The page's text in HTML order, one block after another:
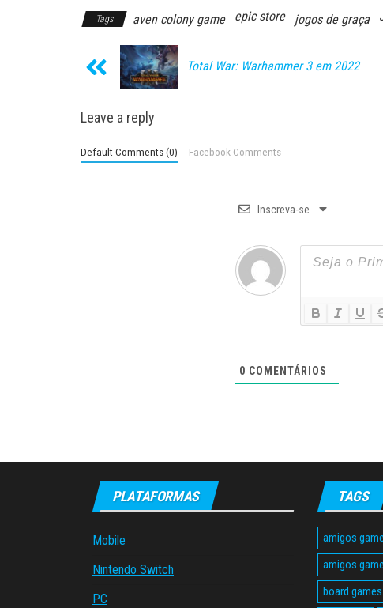
Tags aven colony game epic store jogos de graça
Total War: Warhammer 3 em 2022
Leave a reply
Default Comments (0) Facebook Comments
Inscreva-se
0 COMENTÁRIOS
PLATAFORMAS
Mobile
Nintendo Switch
PC
TAGS
amigos
amigos
board games